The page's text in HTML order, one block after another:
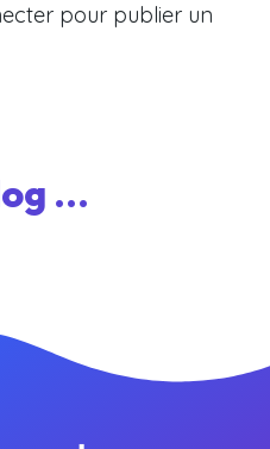
pour publier un
...